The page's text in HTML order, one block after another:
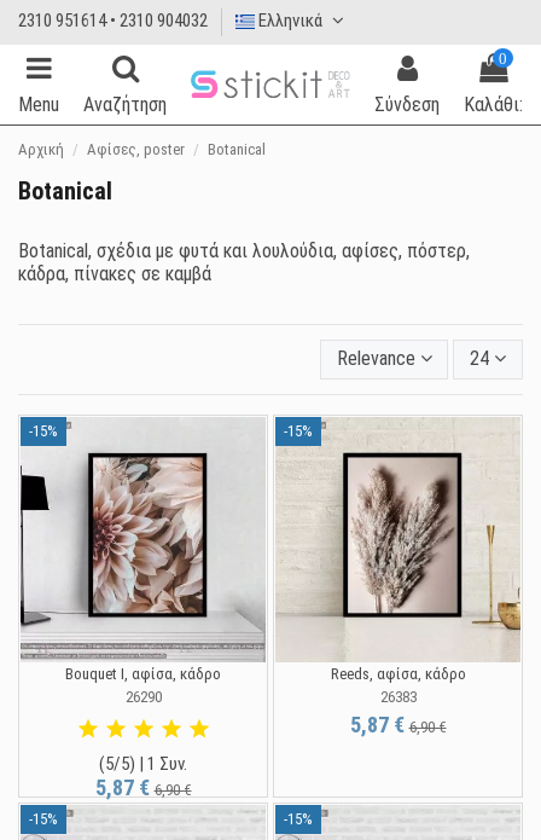
2310 951614 • 2310 904032 Ελληνικά
Menu Αναζήτηση Σύνδεση
0
Καλάθι:
Αρχική Αφίσες, poster Botanical
Botanical
Botanical, σχέδια με φυτά και λουλούδια, αφίσες, πόστερ,
κάδρα, πίνακες σε καμβά
Relevance 24
-15%
Bouquet I, αφίσα, κάδρο
26290
(5/5) | 1 Συν.
5,87 €6,90 €
-15%
Reeds, αφίσα, κάδρο
26383
5,87 €6,90 €
-15% -15%